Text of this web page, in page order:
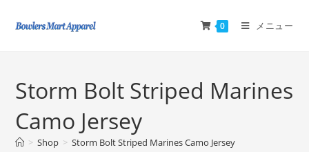
0 メニュー
Storm Bolt Striped Marines
Camo Jersey
> Shop > Storm Bolt Striped Marines Camo Jersey